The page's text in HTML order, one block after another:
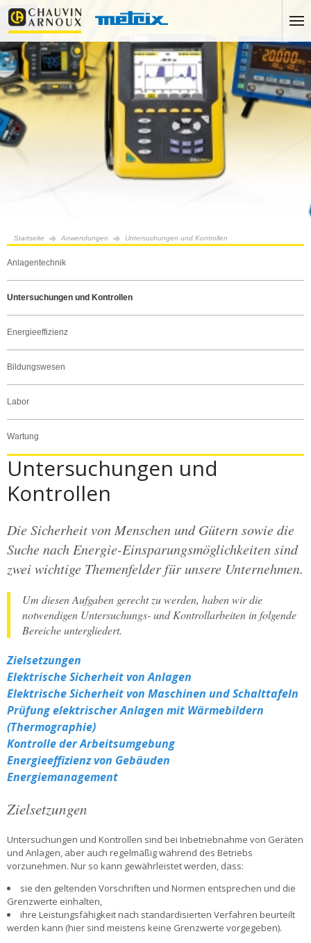
Startseite Anwendungen Untersuchungen und Kontrollen
Anlagentechnik
Untersuchungen und Kontrollen
Energieeffizienz
Bildungswesen
Labor
Wartung
Untersuchungen und
Kontrollen
Die Sicherheit von Menschen und Gütern sowie die
Suche nach Energie-Einsparungsmöglichkeiten sind
zwei wichtige Themenfelder für unsere Unternehmen.
Um diesen Aufgaben gerecht zu werden, haben wir die
notwendigen Untersuchungs- und Kontrollarbeiten in folgende
Bereiche untergliedert.
Zielsetzungen
Elektrische Sicherheit von Anlagen
Elektrische Sicherheit von Maschinen und Schalttafeln
Prüfung elektrischer Anlagen mit Wärmebildern
(Thermographie)
Kontrolle der Arbeitsumgebung
Energieeffizienz von Gebäuden
Energiemanagement
Zielsetzungen
Untersuchungen und Kontrollen sind bei Inbetriebnahme von Geräten
und Anlagen, aber auch regelmäßig während des Betriebs
vorzunehmen. Nur so kann gewährleistet werden, dass:
sie den geltenden Vorschriften und Normen entsprechen und die
Grenzwerte einhalten,
ihre Leistungsfähigkeit nach standardisierten Verfahren beurteilt
werden kann (hier sind meistens keine Grenzwerte vorgegeben).